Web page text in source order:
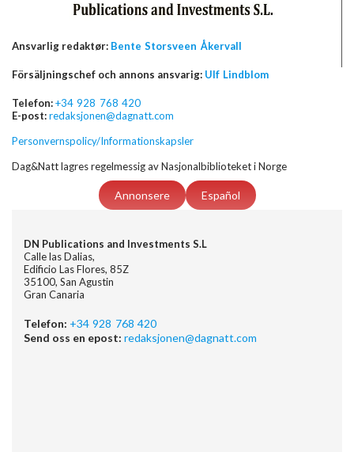
Ansvarlig redaktør: Bente Storsveen Åkervall
Försäljningschef och annons ansvarig: Ulf Lindblom
Telefon:+34 928 768 420
E-post:redaksjonen@dagnatt.com
Personvernspolicy/Informationskapsler
Dag&Natt lagres regelmessig av Nasjonalbiblioteket i Norge
Annonsere Español
DN Publications and Investments S.L
Calle las Dalias,
Edificio Las Flores, 85Z
35100, San Agustin
Gran Canaria
Telefon: +34 928 768 420
Send oss en epost: redaksjonen@dagnatt.com